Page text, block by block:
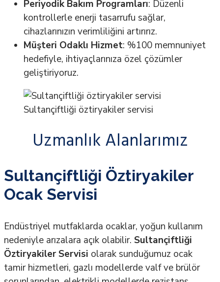
Periyodik Bakım Programları: Düzenli
kontrollerle enerji tasarrufu sağlar,
cihazlarınızın verimliliğini artırırız.
Müşteri Odaklı Hizmet: %100 memnuniyet
hedefiyle, ihtiyaçlarınıza özel çözümler
geliştiriyoruz.
Sultançiftliği öztiryakiler servisi
Uzmanlık Alanlarımız
Sultançiftliği Öztiryakiler
Ocak Servisi
Endüstriyel mutfaklarda ocaklar, yoğun kullanım
nedeniyle arızalara açık olabilir. Sultançiftliği
Öztiryakiler Servisi olarak sunduğumuz ocak
tamir hizmetleri, gazlı modellerde valf ve brülör